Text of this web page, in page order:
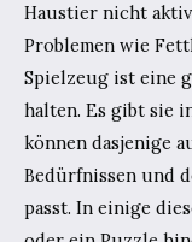
Haustier nicht
Problemen wie
Spielzeug ist eine
halten. Es gibt sie
können dasjenige
Bedürfnissen und
passt. In einige